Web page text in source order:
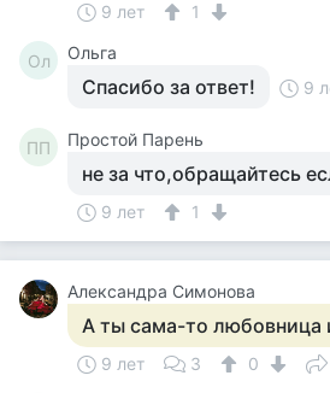
9 лет 1
Ол Ольга
Спасибо за ответ! 9
ПП Простой Парень
не за что,обращайтесь
9 лет 1
Александра Симонова
А ты сама-то любовница
9 лет 3 0